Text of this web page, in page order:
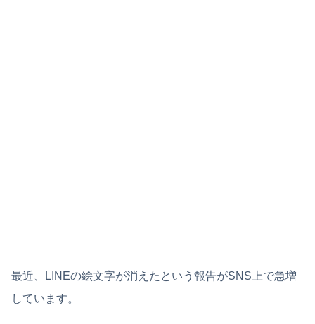
最近、LINEの絵文字が消えたという報告がSNS上で急増
しています。